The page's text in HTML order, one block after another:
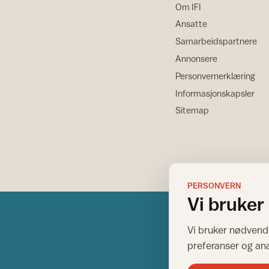
Om IFI
Ansatte
Samarbeidspartnere
Annonsere
Personvernerklæring
Informasjonskapsler
Sitemap
PERSONVERN
Vi
Vi bruker
preferanser og